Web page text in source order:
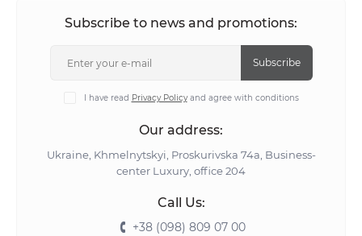
Subscribe to news and promotions:
Subscribe
I have read Privacy Policyand agree with conditions
Our address:
Ukraine, Khmelnytskyi, Proskurivska 74а, Business-
center Luxury, office 204
Call Us:
+38 (098) 809 07 00